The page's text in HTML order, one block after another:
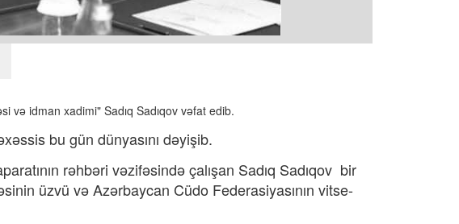
idman xadimi" Sadıq Sadıqov vəfat edib.
bu gün dünyasını dəyişib.
rəhbəri vəzifəsində çalışan Sadıq Sadıqov bir
üzvü və Azərbaycan Cüdo Federasiyasının vitse-